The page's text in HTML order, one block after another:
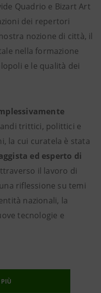
Quadrio e Bizart Art
dei repertori
nozione di città, il
nella formazione
e le qualità dei
trittici, polittici e
la cui curatela è stata
ed esperto di
il lavoro di
riflessione su temi
nazionali, la
tecnologie e